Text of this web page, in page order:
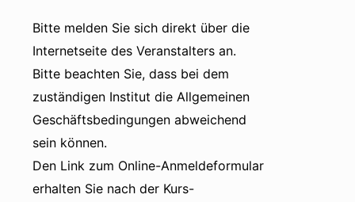
Bitte melden Sie sich direkt über die
Internetseite des Veranstalters an.
Bitte beachten Sie, dass bei dem
zuständigen Institut die Allgemeinen
Geschäftsbedingungen abweichend
sein können.
Den Link zum Online-Anmeldeformular
erhalten Sie nach der Kurs-